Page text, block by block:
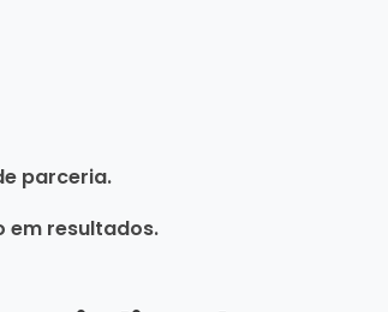
parceria.
em resultados.